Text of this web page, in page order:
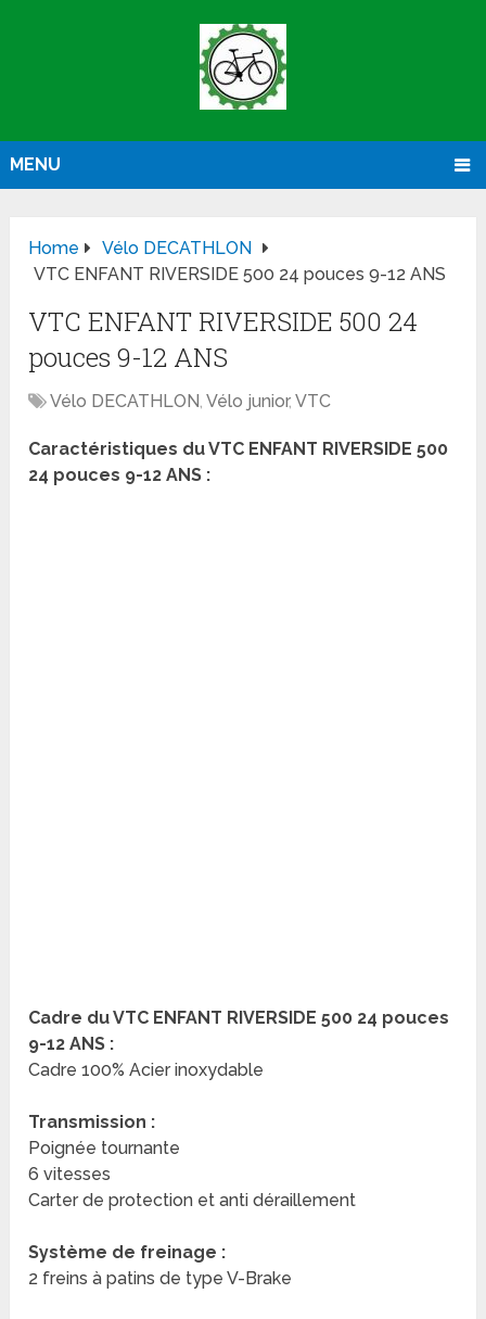
MENU
Home
Vélo DECATHLON
VTC ENFANT RIVERSIDE 500 24 pouces 9-12 ANS
VTC ENFANT RIVERSIDE 500 24
pouces 9-12 ANS
Vélo DECATHLON,Vélo junior,VTC
Caractéristiques du VTC ENFANT RIVERSIDE 500
24 pouces 9-12 ANS :
Cadre du VTC ENFANT RIVERSIDE 500 24 pouces
9-12 ANS :
Cadre 100% Acier inoxydable
Transmission :
Poignée tournante
6 vitesses
Carter de protection et anti déraillement
Système de freinage :
2 freins à patins de type V-Brake